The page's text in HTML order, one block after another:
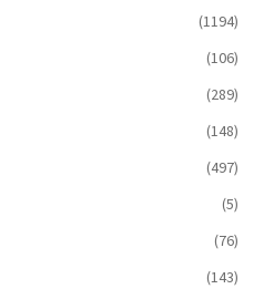
(1194)
(106)
(289)
(148)
(497)
(5)
(76)
(143)